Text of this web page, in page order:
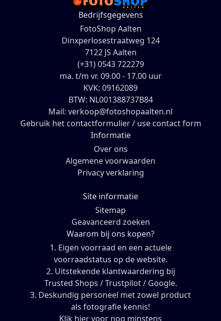
Bedrijfsgegevens
FotoShop Aalten
Dinxperlosestraatweg 124
7122 JS Aalten
(+31) 0543 722279
ma. t/m vr. 09.00 - 17.00 uur
KVK: 09162089
BTW: NL001388737B84
Mail: verkoop@fotoshopaalten.nl
Gebruik het contactformulier / use contact form
Informatie
Over ons
Algemene voorwaarden
Privacy verklaring
Site informatie
Sitemap
Geavanceerd zoeken
Waarom bij ons kopen?
1. Eigen voorraad en een actuele
voorraadstatus op de website.
2. Uitstekende klantwaardering bij
Trusted Shops / Trustpilot / Google.
3. Deskundig personeel met zowel product
als fotografie kennis!
Klik hier voor nog minstens